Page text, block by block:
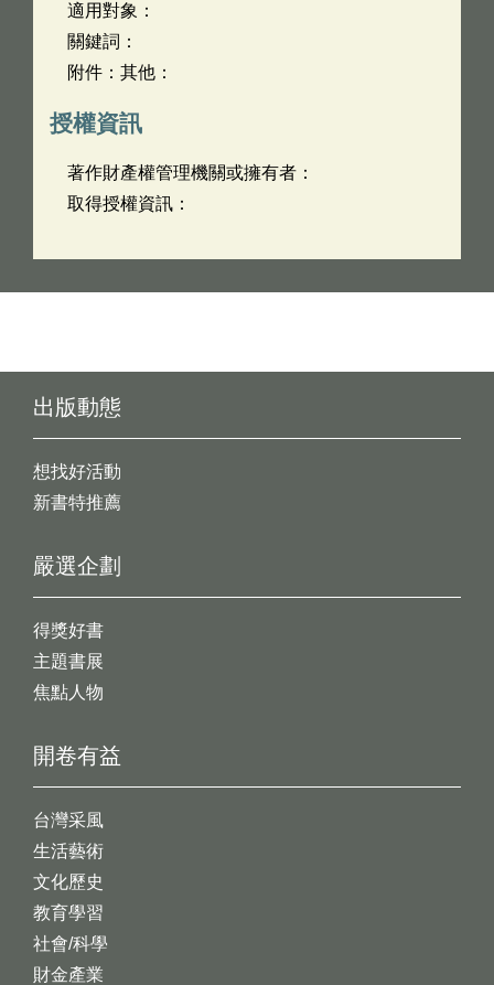
適用對象：
關鍵詞：
附件：其他：
授權資訊
著作財產權管理機關或擁有者：
取得授權資訊：
出版動態
想找好活動
新書特推薦
開卷有益
台灣采風
生活藝術
文化歷史
教育學習
社會/科學
財金產業
嚴選企劃
得獎好書
主題書展
焦點人物